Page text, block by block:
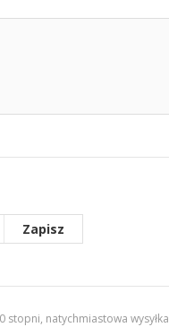
Zapisz
stopni, natychmiastowa wysyłka